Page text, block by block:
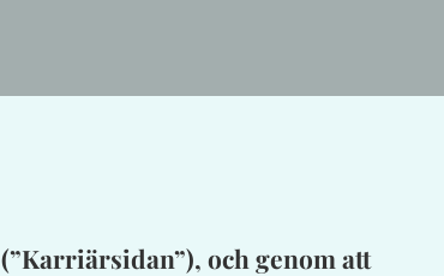
(”Karriärsidan”), och genom att